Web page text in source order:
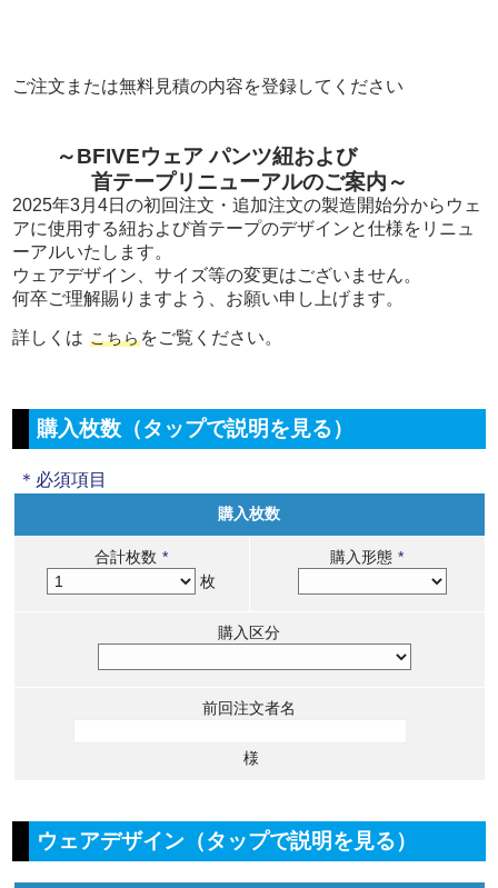
ご注文または無料見積の内容を登録してください
～BFIVEウェア パンツ紐および
首テープリニューアルのご案内～
2025年3月4日の初回注文・追加注文の製造開始分からウェ
アに使用する紐および首テープのデザインと仕様をリニュ
ーアルいたします。
ウェアデザイン、サイズ等の変更はございません。
何卒ご理解賜りますよう、お願い申し上げます。
詳しくは こちらをご覧ください。
購入枚数（タップで説明を見る）
＊必須項目
購入枚数
合計枚数 *
枚
購入形態 *
購入区分
前回注文者名
様
ウェアデザイン（タップで説明を見る）